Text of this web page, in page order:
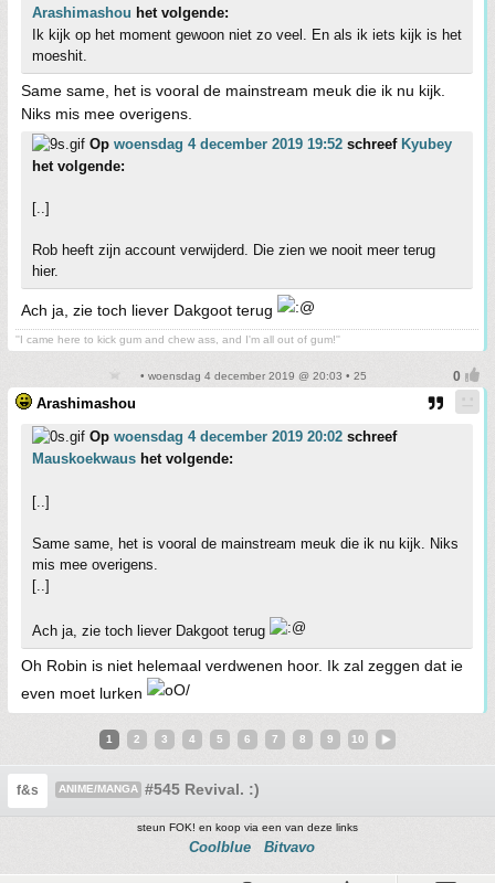
Arashimashou het volgende:
Ik kijk op het moment gewoon niet zo veel. En als ik iets kijk is het
moeshit.
Same same, het is vooral de mainstream meuk die ik nu kijk.
Niks mis mee overigens.
Op woensdag 4 december 2019 19:52 schreef Kyubey
het volgende:
[..]
Rob heeft zijn account verwijderd. Die zien we nooit meer terug
hier.
Ach ja, zie toch liever Dakgoot terug
''I came here to kick gum and chew ass, and I'm all out of gum!''
• woensdag 4 december 2019 @ 20:03 • 25
Arashimashou
Op woensdag 4 december 2019 20:02 schreef
Mauskoekwaus het volgende:
[..]
Same same, het is vooral de mainstream meuk die ik nu kijk. Niks
mis mee overigens.
[..]
Ach ja, zie toch liever Dakgoot terug
Oh Robin is niet helemaal verdwenen hoor. Ik zal zeggen dat ie
even moet lurken
1 2 3 4 5 6 7 8 9 10
f&s ANIME/MANGA #545 Revival. :)
steun FOK! en koop via een van deze links
Coolblue Bitvavo